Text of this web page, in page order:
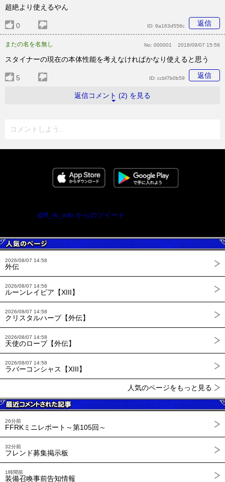
超絶より使えるやん
0 返信
ID: 9a163d556c
またの名を名無し No: 000001 2018/09/07 15:58
スタイナーの現在の本体性能を考えなければかなり使えると思う
5 返信
ID: ccbf7b0b59
返信コメント (2) を見る
コメントしよう...
@ff_rk_info からのツイート
2026/08/07 14:58
外伝
2026/08/07 14:58
ルーンレイピア【XIII】
2026/08/07 14:58
クリスタルハープ【外伝】
2026/08/07 14:58
天使のローブ【外伝】
2026/08/07 14:58
ラバーコンシャス【XIII】
人気のページをもっと見る
26分前
FFRKミニレポート～第105回～
32分前
フレンド募集掲示板
1時間前
装備召喚事前告知情報